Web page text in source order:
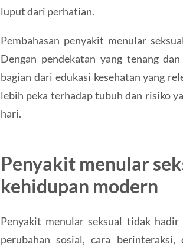
luput dari perhatian.
Pembahasan penyakit menular
Dengan pendekatan yang tenang
bagian dari edukasi kesehatan yang
lebih peka terhadap tubuh dan risiko
hari.
Penyakit menular
kehidupan modern
Penyakit menular seksual tidak
perubahan sosial, cara